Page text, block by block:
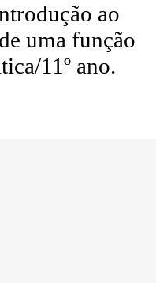
ao
uma função
11º ano.